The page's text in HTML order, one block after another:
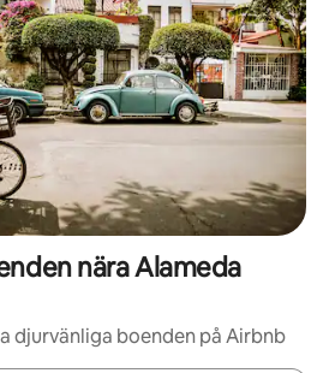
nära Alameda
djurvänliga boenden på Airbnb